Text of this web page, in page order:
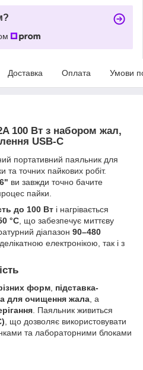
Доставка Оплата Умови
100 Вт з набором жал,
USB-C
портативний паяльник для
та точних пайкових робіт.
ви завжди точно бачите
пайки.
до 100 Вт і нагрівається
°C , що забезпечує миттєву
діапазон 90–480
електронікою, так і з
форм, підставка-
для очищення жала, а
. Паяльник живиться
, що дозволяє використовувати
та лабораторними блоками